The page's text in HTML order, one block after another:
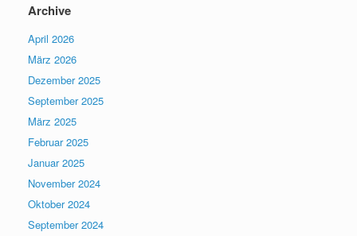
Archive
April 2026
März 2026
Dezember 2025
September 2025
März 2025
Februar 2025
Januar 2025
November 2024
Oktober 2024
September 2024